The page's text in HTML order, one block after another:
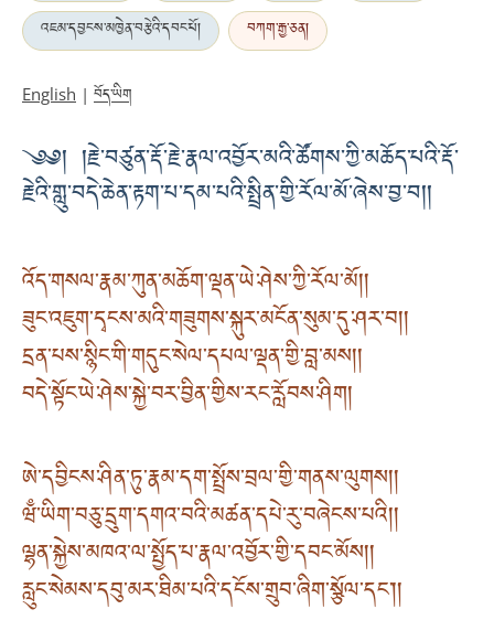
འཇམ་དབྱངས་མཁྱེན་བརྩེའི་དབང་པོ།
བཀག་རྒྱ་ཅན།
English | བོད་ཡིག
༄༅། །རྗེ་བཙུན་རྡོ་རྗེ་རྣལ་འབྱོར་མའི་ཚོགས་ཀྱི་མཆོད་པའི་རྡོ་
རྗེའི་གླུ་བདེ་ཆེན་རྟག་པ་དམ་པའི་སྤྲིན་གྱི་རོལ་མོ་ཞེས་བྱ་བ། །
འོད་གསལ་རྣམ་ཀུན་མཆོག་ལྡན་ཡེ་ཤེས་ཀྱི་རོལ་མོ། །
ཟུང་འཇུག་དྭངས་མའི་གཟུགས་སྐུར་མངོན་སུམ་དུ་ཤར་བ། །
དྲན་པས་སྙིང་གི་གདུང་སེལ་དཔལ་ལྡན་གྱི་བླ་མས། །
བདེ་སྟོང་ཡེ་ཤེས་སྐྱེ་བར་བྱིན་གྱིས་རང་རློབས་ཤིག །
ཨེ་དབྱིངས་ཤིན་ཏུ་རྣམ་དག་སྤྲོས་བྲལ་གྱི་གནས་ལུགས། །
ཝྃ་ཡིག་བཅུ་དྲུག་དགའ་བའི་མཚན་དཔེ་རུ་བཞེངས་པའི། །
ལྷན་སྐྱེས་མཁའ་ལ་སྤྱོད་པ་རྣལ་འབྱོར་གྱི་དབང་མོས། །
རླུང་སེམས་དབུ་མར་ཐིམ་པའི་དངོས་གྲུབ་ཞིག་སྩོལ་དང༌། །